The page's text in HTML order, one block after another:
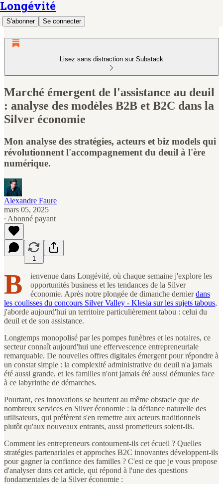
Longévité
S'abonner Se connecter
Lisez sans distraction sur Substack
Marché émergent de l'assistance au deuil
: analyse des modèles B2B et B2C dans la
Silver économie
Mon analyse des stratégies, acteurs et biz models qui
révolutionnent l'accompagnement du deuil à l'ère
numérique.
Alexandre Faure
mars 05, 2025
∙ Abonné payant
1
B
ienvenue dans Longévité, où chaque semaine j'explore les
opportunités business et les tendances de la Silver
économie. Après notre plongée de dimanche dernierdans
les coulisses du concours Silver Valley - Klesia sur les sujets tabous,
j'aborde aujourd'hui un territoire particulièrement tabou : celui du
deuil et de son assistance.
Longtemps monopolisé par les pompes funèbres et les notaires, ce
secteur connaît aujourd'hui une effervescence entrepreneuriale
remarquable. De nouvelles offres digitales émergent pour répondre à
un constat simple : la complexité administrative du deuil n'a jamais
été aussi grande, et les familles n'ont jamais été aussi démunies face
à ce labyrinthe de démarches.
Pourtant, ces innovations se heurtent au même obstacle que de
nombreux services en Silver économie : la défiance naturelle des
utilisateurs, qui préfèrent s'en remettre aux acteurs traditionnels
plutôt qu'aux nouveaux entrants, aussi prometteurs soient-ils.
Comment les entrepreneurs contournent-ils cet écueil ? Quelles
stratégies partenariales et approches B2C innovantes développent-ils
pour gagner la confiance des familles ? C'est ce que je vous propose
d'analyser dans cet article, qui répond à l'une des questions
fondamentales de la Silver économie :